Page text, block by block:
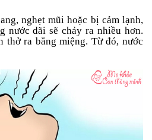
nghẹt mũi hoặc bị cảm lạnh,
nước dãi sẽ chảy ra nhiều hơn.
thở ra bằng miệng. Từ đó, nước